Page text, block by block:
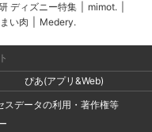
ディズニー特集 mimot.
い肉 Medery.
ぴあ(アプリ&Web)
スデータの利用・著作権等